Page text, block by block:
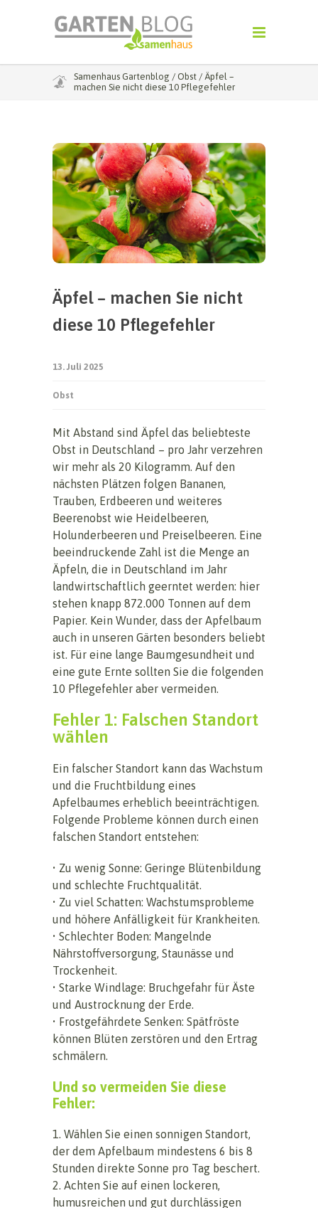
Samenhaus Gartenblog / Obst / Äpfel –
machen Sie nicht diese 10 Pflegefehler
Äpfel – machen Sie nicht
diese 10 Pflegefehler
13. Juli 2025
Obst
Mit Abstand sind Äpfel das beliebteste
Obst in Deutschland – pro Jahr verzehren
wir mehr als 20 Kilogramm. Auf den
nächsten Plätzen folgen Bananen,
Trauben, Erdbeeren und weiteres
Beerenobst wie Heidelbeeren,
Holunderbeeren und Preiselbeeren. Eine
beeindruckende Zahl ist die Menge an
Äpfeln, die in Deutschland im Jahr
landwirtschaftlich geerntet werden: hier
stehen knapp 872.000 Tonnen auf dem
Papier. Kein Wunder, dass der Apfelbaum
auch in unseren Gärten besonders beliebt
ist. Für eine lange Baumgesundheit und
eine gute Ernte sollten Sie die folgenden
10 Pflegefehler aber vermeiden.
Fehler 1: Falschen Standort
wählen
Ein falscher Standort kann das Wachstum
und die Fruchtbildung eines
Apfelbaumes erheblich beeinträchtigen.
Folgende Probleme können durch einen
falschen Standort entstehen:
• Zu wenig Sonne: Geringe Blütenbildung
und schlechte Fruchtqualität.
• Zu viel Schatten: Wachstumsprobleme
und höhere Anfälligkeit für Krankheiten.
• Schlechter Boden: Mangelnde
Nährstoffversorgung, Staunässe und
Trockenheit.
• Starke Windlage: Bruchgefahr für Äste
und Austrocknung der Erde.
• Frostgefährdete Senken: Spätfröste
können Blüten zerstören und den Ertrag
schmälern.
Und so vermeiden Sie diese
Fehler:
1. Wählen Sie einen sonnigen Standort,
der dem Apfelbaum mindestens 6 bis 8
Stunden direkte Sonne pro Tag beschert.
2. Achten Sie auf einen lockeren,
humusreichen und gut durchlässigen